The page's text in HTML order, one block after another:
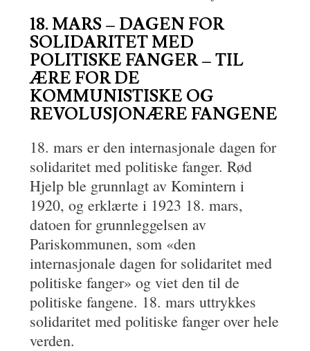
18. MARS – DAGEN FOR
SOLIDARITET MED
POLITISKE FANGER – TIL
ÆRE FOR DE
KOMMUNISTISKE OG
REVOLUSJONÆRE FANGENE
18. mars er den internasjonale dagen for
solidaritet med politiske fanger. Rød
Hjelp ble grunnlagt av Komintern i
1920, og erklærte i 1923 18. mars,
datoen for grunnleggelsen av
Pariskommunen, som «den
internasjonale dagen for solidaritet med
politiske fanger» og viet den til de
politiske fangene. 18. mars uttrykkes
solidaritet med politiske fanger over hele
verden.